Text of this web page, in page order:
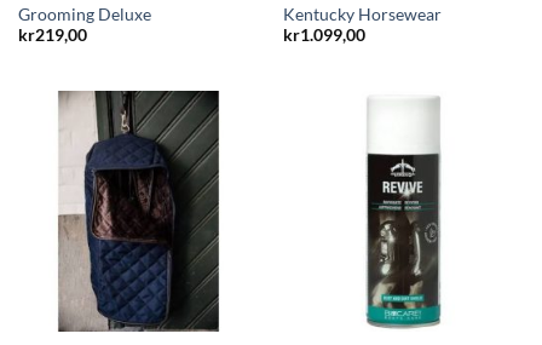
Grooming Deluxe
kr219,00
Kentucky Horsewear
kr1.099,00